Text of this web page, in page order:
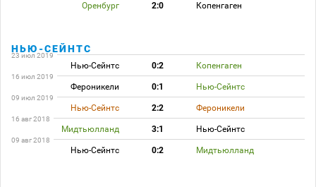
Оренбург 2:0 Копенгаген
НЬЮ-СЕЙНТС
23 июл 2019
Нью-Сейнтс 0:2 Копенгаген
16 июл 2019
Фероникели 0:1 Нью-Сейнтс
09 июл 2019
Нью-Сейнтс 2:2 Фероникели
16 авг 2018
Мидтьюлланд 3:1 Нью-Сейнтс
09 авг 2018
Нью-Сейнтс 0:2 Мидтьюлланд